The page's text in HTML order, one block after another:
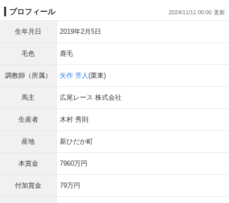
プロフィール 2024/11/11 00:00
生年月日 2019年2月5日
毛色 鹿毛
調教師（所属） 矢作 芳人(栗東)
馬主 広尾レース 株式会社
生産者 木村 秀則
産地 新ひだか町
本賞金 7960万円
付加賞金 79万円